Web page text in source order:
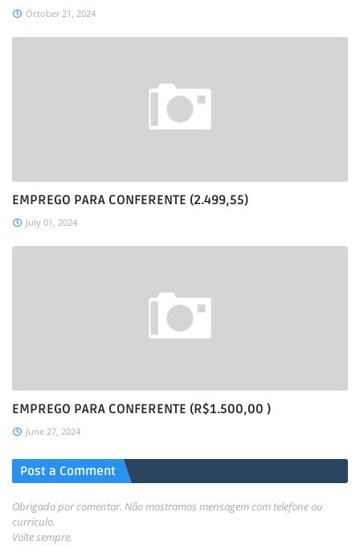
October 21, 2024
EMPREGO PARA CONFERENTE (2.499,55)
July 01, 2024
EMPREGO PARA CONFERENTE (R$1.500,00 )
June 27, 2024
Post a Comment
Obrigado por comentar. Não mostramos mensagem com telefone ou
currículo.
Volte sempre.